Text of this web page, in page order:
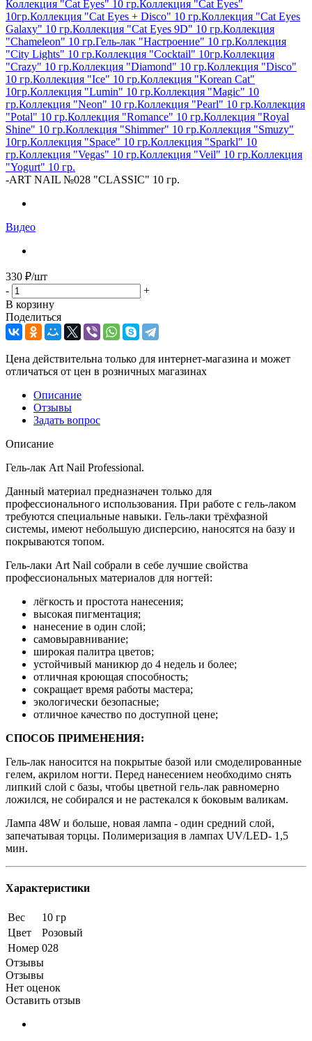
Коллекция "Cat Eyes" 10 гр.Коллекция "Cat Eyes"
10гр.Коллекция "Cat Eyes + Disco" 10 гр.Коллекция "Cat Eyes
Galaxy" 10 гр.Коллекция "Cat Eyes 9D" 10 гр.Коллекция
"Chameleon" 10 гр.Гель-лак "Настроение" 10 гр.Коллекция
"City Lights" 10 гр.Коллекция "Cocktail" 10гр.Коллекция
"Crazy" 10 гр.Коллекция "Diamond" 10 гр.Коллекция "Disco"
10 гр.Коллекция "Ice" 10 гр.Коллекция "Korean Cat"
10гр.Коллекция "Lumin" 10 гр.Коллекция "Magic" 10
гр.Коллекция "Neon" 10 гр.Коллекция "Pearl" 10 гр.Коллекция
"Potal" 10 гр.Коллекция "Romance" 10 гр.Коллекция "Royal
Shine" 10 гр.Коллекция "Shimmer" 10 гр.Коллекция "Smuzy"
10гр.Коллекция "Space" 10 гр.Коллекция "Sparkl" 10
гр.Коллекция "Vegas" 10 гр.Коллекция "Veil" 10 гр.Коллекция
"Yogurt" 10 гр.
-ART NAIL №028 "CLASSIC" 10 гр.
Видео
330 ₽/шт
-
+
В корзину
Поделиться
Цена действительна только для интернет-магазина и может
отличаться от цен в розничных магазинах
Описание
Отзывы
Задать вопрос
Описание
Гель-лак Art Nail Professional.
Данный материал предназначен только для
профессионального использования. При работе с гель-лаком
требуются специальные навыки. Гель-лаки трёхфазной
системы, имеют небольшую дисперсию, наносятся на базу и
покрываются топом.
Гель-лаки Art Nail собрали в себе лучшие свойства
профессиональных материалов для ногтей:
лёгкость и простота нанесения;
высокая пигментация;
нанесение в один слой;
самовыравнивание;
широкая палитра цветов;
устойчивый маникюр до 4 недель и более;
отличная кроющая способность;
сокращает время работы мастера;
экологически безопасные;
отличное качество по доступной цене;
СПОСОБ ПРИМЕНЕНИЯ:
Гель-лак наносится на покрытые базой или смоделированные
гелем, акрилом ногти. Перед нанесением необходимо снять
липкий слой с базы, чтобы цветной гель-лак равномерно
ложился, не собирался и не растекался к боковым валикам.
Лампа 48W и больше, новая лампа - один средний слой,
запечатывая торцы. Полимеризация в лампах UV/LED- 1,5
мин.
Характеристики
Вес
10 гр
Цвет
Розовый
Номер 028
Отзывы
Отзывы
Нет оценок
Оставить отзыв